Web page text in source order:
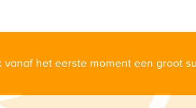
het eerste moment een groot